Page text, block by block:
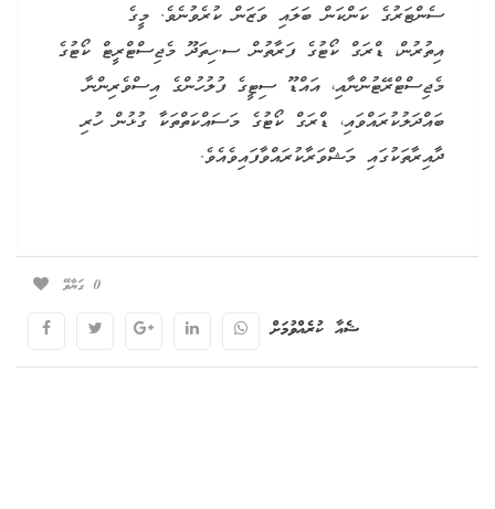
ސެންޓަރުގެ ކަންކަން ބަލައި ވަޒަން ކުރެވުނެވެ. މީގެ
އިތުރުން، ޑްރަގް ކޯޓުގެ ފަރާތުން ސ.ހިތަދޫ މެޖިސްޓްރީޓް ކޯޓުގެ
މެޖިސްޓްރޭޓުންނާއި، އައްޑޫ ސިޓީގެ ފުލުހުންގެ އިސްވެރިންނާ
ބައްދަލުކުރައްވައި، ޑްރަގް ކޯޓުގެ މަސައްކަތްތަކާ ގުޅުން ހުރި
ދާއިރާތަކުގައި މަޝްވަރާކުރައްވާފައިވެއެވެ.
0 ގަޔާވޭ
ޝެއާ ކުރެއްވުމަށް